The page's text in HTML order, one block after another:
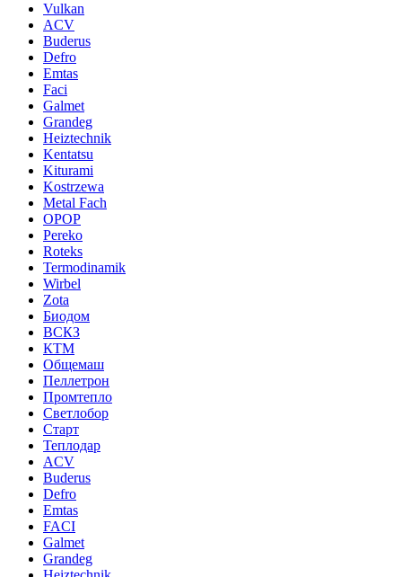
Vulkan
ACV
Buderus
Defro
Emtas
Faci
Galmet
Grandeg
Heiztechnik
Kentatsu
Kiturami
Kostrzewa
Metal Fach
OPOP
Pereko
Roteks
Termodinamik
Wirbel
Zota
Биодом
ВСКЗ
КТМ
Общемаш
Пеллетрон
Промтепло
Светлобор
Старт
Теплодар
ACV
Buderus
Defro
Emtas
FACI
Galmet
Grandeg